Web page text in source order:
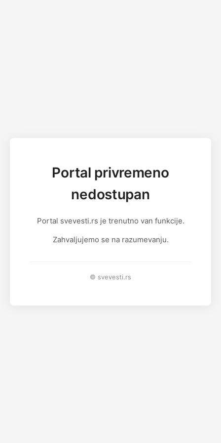
Portal privremeno
nedostupan
Portal svevesti.rs je trenutno van funkcije.
Zahvaljujemo se na razumevanju.
© svevesti.rs